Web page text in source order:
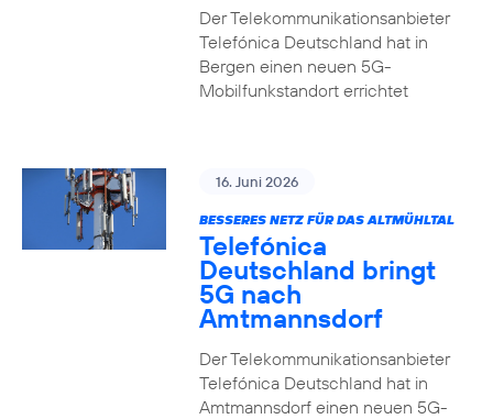
Der Telekommunikationsanbieter
Telefónica Deutschland hat in
Bergen einen neuen 5G-
Mobilfunkstandort errichtet
16. Juni 2026
BESSERES NETZ FÜR DAS ALTMÜHLTAL
Telefónica
Deutschland bringt
5G nach
Amtmannsdorf
Der Telekommunikationsanbieter
Telefónica Deutschland hat in
Amtmannsdorf einen neuen 5G-